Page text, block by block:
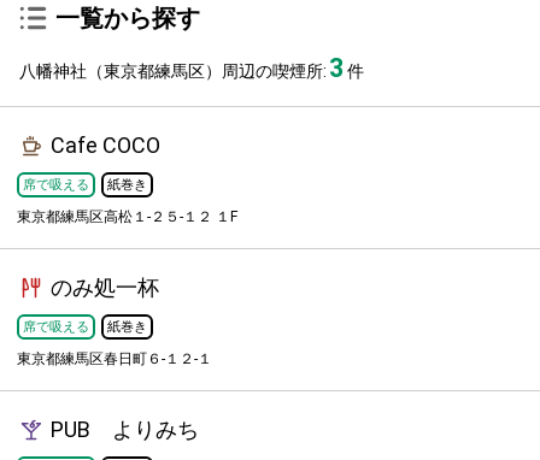
一覧から探す
八幡神社（東京都練馬区）周辺の喫煙所: 3 件
Cafe COCO
席で吸える 紙巻き
東京都練馬区高松１-２５-１２ １F
のみ処一杯
席で吸える 紙巻き
東京都練馬区春日町６-１２-１
PUB よりみち